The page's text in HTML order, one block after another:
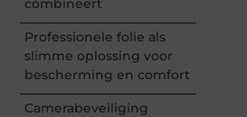
combineert
Professionele folie als
slimme oplossing voor
bescherming en comfort
Camerabeveiliging